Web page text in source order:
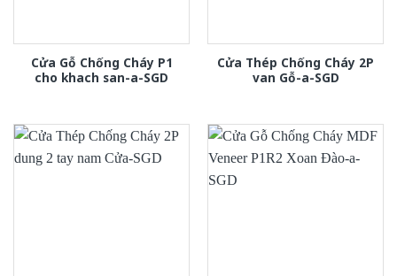
Cửa Gỗ Chống Cháy P1
cho khach san-a-SGD
Cửa Thép Chống Cháy 2P
van Gỗ-a-SGD